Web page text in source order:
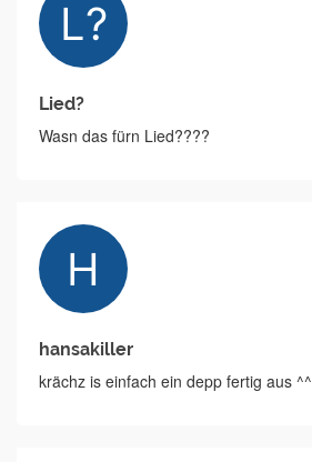
Lied?
Wasn das fürn Lied????
hansakiller
krächz is einfach ein depp fertig aus ^^